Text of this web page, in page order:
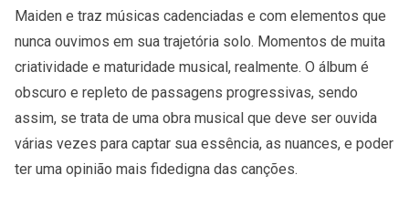
Maiden e traz músicas cadenciadas e com elementos que
nunca ouvimos em sua trajetória solo. Momentos de muita
criatividade e maturidade musical, realmente. O álbum é
obscuro e repleto de passagens progressivas, sendo
assim, se trata de uma obra musical que deve ser ouvida
várias vezes para captar sua essência, as nuances, e poder
ter uma opinião mais fidedigna das canções.